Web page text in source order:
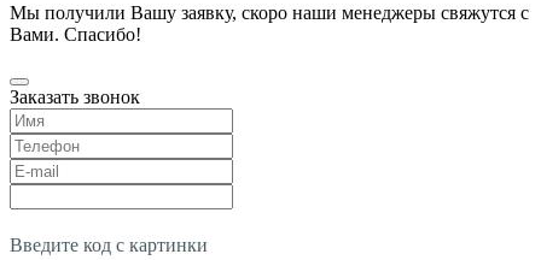
Мы получили Вашу заявку, скоро наши менеджеры свяжутся с
Вами. Спасибо!
Заказать звонок
Введите код с картинки